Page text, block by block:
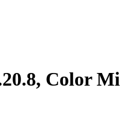
Color